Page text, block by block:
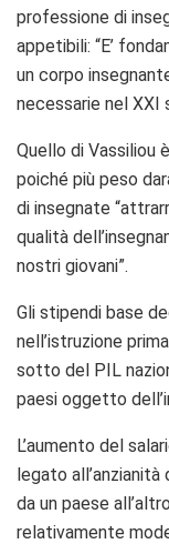
professione di
appetibili: “E’
un corpo
necessarie nel XXI
Quello di Vassiliou
poiché più peso
di insegnate
qualità
nostri giovani”.
Gli stipendi base
nell’istruzione
sotto del PIL
paesi oggetto
L’aumento del
legato
da un paese
relativamente